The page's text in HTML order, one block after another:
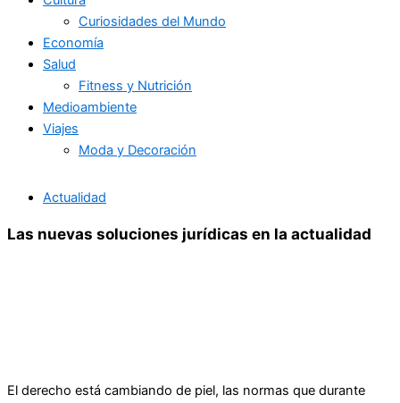
Curiosidades del Mundo
Economía
Salud
Fitness y Nutrición
Medioambiente
Viajes
Moda y Decoración
Actualidad
Las nuevas soluciones jurídicas en la actualidad
El derecho está cambiando de piel, las normas que durante